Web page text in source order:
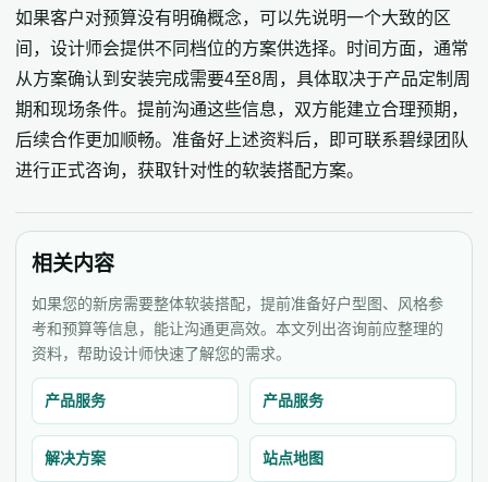
如果客户对预算没有明确概念，可以先说明一个大致的区
间，设计师会提供不同档位的方案供选择。时间方面，通常
从方案确认到安装完成需要4至8周，具体取决于产品定制周
期和现场条件。提前沟通这些信息，双方能建立合理预期，
后续合作更加顺畅。准备好上述资料后，即可联系碧绿团队
进行正式咨询，获取针对性的软装搭配方案。
相关内容
如果您的新房需要整体软装搭配，提前准备好户型图、风格参
考和预算等信息，能让沟通更高效。本文列出咨询前应整理的
资料，帮助设计师快速了解您的需求。
产品服务 产品服务
解决方案 站点地图